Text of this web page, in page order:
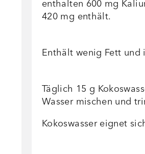
enthalten 600 mg
420 mg enthält.
Enthält wenig Fett
Täglich 15 g
Wasser mischen und
Kokoswasser eignet